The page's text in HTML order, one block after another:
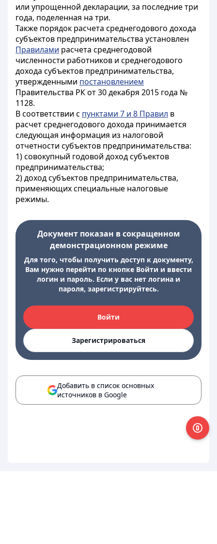
или упрощенной декларации, за последние три
года, поделенная на три.
Также порядок расчета среднегодового дохода
субъектов предпринимательства установлен
Правилами расчета среднегодовой
численности работников и среднегодового
дохода субъектов предпринимательства,
утвержденными постановлением
Правительства РК от 30 декабря 2015 года №
1128.
В соответствии с пунктами 7 и 8 Правил в
расчет среднегодового дохода принимается
следующая информация из налоговой
отчетности субъектов предпринимательства:
1) совокупный годовой доход субъектов
предпринимательства;
2) доход субъектов предпринимательства,
применяющих специальные налоговые
режимы.
Документ показан в сокращенном
демонстрационном режиме
Для того, чтобы получить доступ к документу,
Вам нужно перейти по кнопке Войти и ввести
логин и пароль. Если у вас нет логина и
пароля, зарегистрируйтесь.
Войти
Зарегистрироваться
Добавить в список основных
источников в Google